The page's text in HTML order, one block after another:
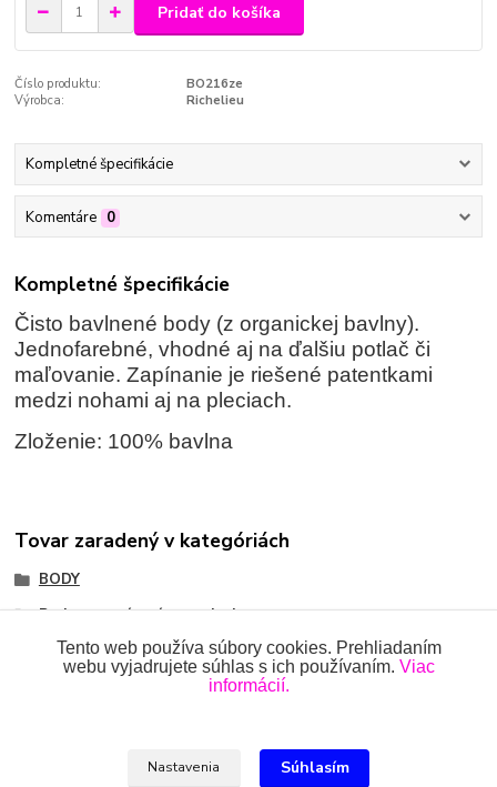
Pridať do košíka
Číslo produktu:
BO216ze
Výrobca:
Richelieu
Kompletné špecifikácie
Komentáre 0
Kompletné špecifikácie
Čisto bavlnené body (z organickej bavlny).
Jednofarebné, vhodné aj na ďalšiu potlač či
maľovanie. Zapínanie je riešené patentkami
medzi nohami aj na pleciach.
Zloženie: 100% bavlna
Tovar zaradený v kategóriách
BODY
Body so zapínaním na pleci
Ing.Miroslava Dvorščáková, Kružlová 110, 090 02 Kružlová,
Tento web používa súbory cookies. Prehliadaním
webu vyjadrujete súhlas s ich používaním. Viac
informácií.
Nastavenia Súhlasím